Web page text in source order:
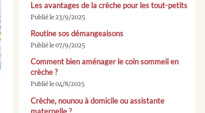
Les avantages de la crèche pour les tout-petits
Publié le 23/9/2025
Routine sos démangeaisons
Publié le 07/9/2025
Comment bien aménager le coin sommeil en
crèche ?
Publié le 04/8/2025
Crèche, nounou à domicile ou assistante